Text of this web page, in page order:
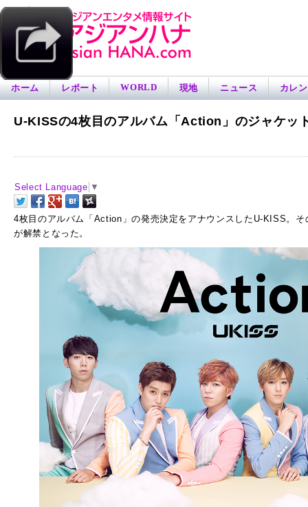
ホーム レポート WORLD 現地 ニュース カレ
U-KISSの4枚目のアルバム「Action」のジャケッ
Select Language ▼
4枚目のアルバム「Action」の発売決定をアナウンスしたU-KISS。
が解禁となった。